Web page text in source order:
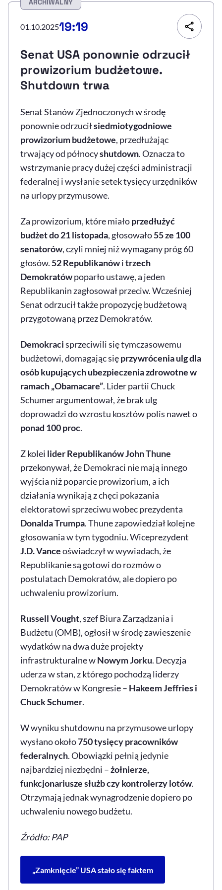
Sprawdź, jak i dlaczego zwiększamy dostępność , otwiera się w nowym
Deklaracja dostępności, otwiera się w nowym oknie
Zgłoś problem
, otwiera się w
ARCHIWALNY
01.10.202519:19
Senat USA ponownie odrzucił
prowizorium budżetowe.
Shutdown trwa
Senat Stanów Zjednoczonych w środę
ponownie odrzuciłsiedmiotygodniowe
prowizorium budżetowe, przedłużając
trwający od północyshutdown. Oznacza to
wstrzymanie pracy dużej części administracji
federalnej i wysłanie setek tysięcy urzędników
na urlopy przymusowe.
Za prowizorium, które miałoprzedłużyć
budżet do 21 listopada, głosowało55 ze 100
senatorów, czyli mniej niż wymagany próg 60
głosów. 52 Republikanówitrzech
Demokratówpoparło ustawę, a jeden
Republikanin zagłosował przeciw. Wcześniej
Senat odrzucił także propozycję budżetową
przygotowaną przez Demokratów.
Demokracisprzeciwili się tymczasowemu
budżetowi, domagając sięprzywrócenia ulg dla
osób kupujących ubezpieczenia zdrowotne w
ramach „Obamacare”. Lider partii Chuck
Schumer argumentował, że brak ulg
doprowadzi do wzrostu kosztów polis nawet o
ponad 100 proc.
Z kolei lider Republikanów John Thune
przekonywał, że Demokraci nie mają innego
wyjścia niż poparcie prowizorium, a ich
działania wynikają z chęci pokazania
elektoratowi sprzeciwu wobec prezydenta
Donalda Trumpa. Thune zapowiedział kolejne
głosowania w tym tygodniu. Wiceprezydent
J.D. Vanceoświadczył w wywiadach, że
Republikanie są gotowi do rozmów o
postulatach Demokratów, ale dopiero po
uchwaleniu prowizorium.
Russell Vought, szef Biura Zarządzania i
Budżetu (OMB), ogłosił w środę zawieszenie
wydatków na dwa duże projekty
infrastrukturalne wNowym Jorku. Decyzja
uderza w stan, z którego pochodzą liderzy
Demokratów w Kongresie – Hakeem Jeffries i
Chuck Schumer.
W wyniku shutdownu na przymusowe urlopy
wysłano około750 tysięcy pracowników
federalnych. Obowiązki pełnią jedynie
najbardziej niezbędni –żołnierze,
funkcjonariusze służb czy kontrolerzy lotów.
Otrzymają jednak wynagrodzenie dopiero po
uchwaleniu nowego budżetu.
Źródło: PAP
„Zamknięcie” USA stało się faktem